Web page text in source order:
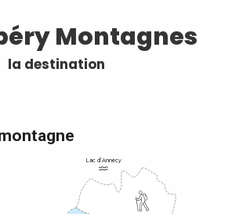
Montagnes
la destination
Lac d’Annecy